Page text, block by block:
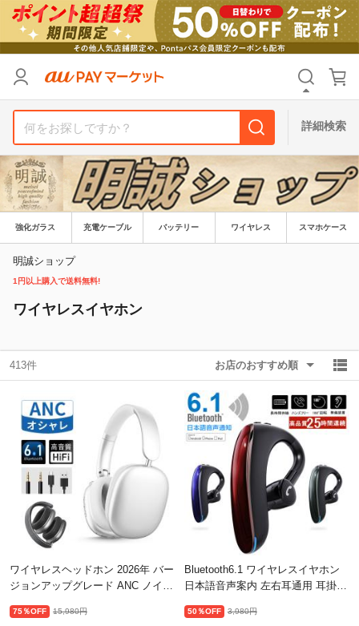
詳細検索
強化ガラス 充電ケーブル バッテリー ワイヤレス スマホケース
明誠ショップ
1円以上購入で送料無料!
ワイヤレスイヤホン
413件 お店のおすすめ順
ワイヤレスヘッドホン 2026年 バー
ジョンアップグレード ANC ノイズ
イヤホン ヘッドセット
75％OFF 15,980円
Bluetooth6.1 ワイヤレスイヤホン
日本語音声案内 左右耳通用 耳掛け
タイプ 180°回転 超長待機 【PL保
50％OFF 3,980円
支払い方法
その他の条件
送料無料 タイムセール
Pontaパス特典対象すべて
除外ワード
リセット
支払い方法
その他の条件
送料無料 タイムセール
Pontaパス特典対象すべて
除外ワード